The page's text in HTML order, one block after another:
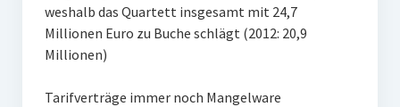
weshalb das Quartett insgesamt mit 24,7
Millionen Euro zu Buche schlägt (2012: 20,9
Millionen)
Tarifverträge immer noch Mangelware